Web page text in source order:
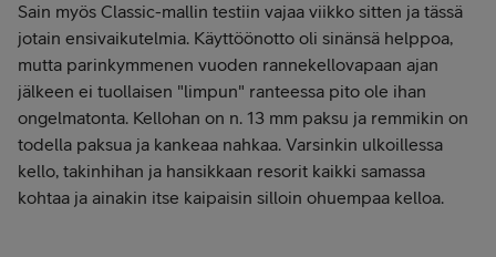
Sain myös Classic-mallin testiin vajaa viikko sitten ja tässä
jotain ensivaikutelmia. Käyttöönotto oli sinänsä helppoa,
mutta parinkymmenen vuoden rannekellovapaan ajan
jälkeen ei tuollaisen "limpun" ranteessa pito ole ihan
ongelmatonta. Kellohan on n. 13 mm paksu ja remmikin on
todella paksua ja kankeaa nahkaa. Varsinkin ulkoillessa
kello, takinhihan ja hansikkaan resorit kaikki samassa
kohtaa ja ainakin itse kaipaisin silloin ohuempaa kelloa.